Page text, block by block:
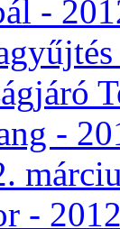
-
-
- 2012